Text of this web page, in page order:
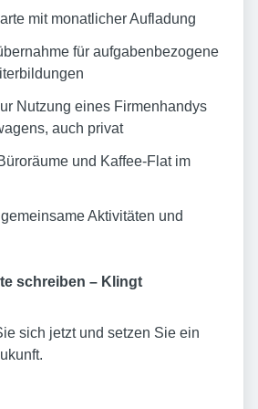
mit monatlicher Aufladung
für aufgabenbezogene
Nutzung eines Firmenhandys
auch privat
und Kaffee-Flat im
Aktivitäten und
schreiben – Klingt
sich jetzt und setzen Sie ein